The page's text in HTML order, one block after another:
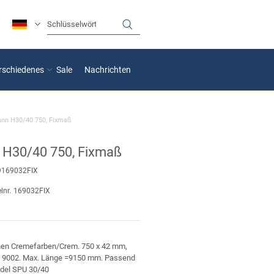
Sale Nachrichten
H30/40 750, Fixmaß
40 750, Fixmaß
169032FIX
Cremefarben/Crem. 750 x 42 mm,
Max. Länge =9150 mm. Passend
SPU 30/40